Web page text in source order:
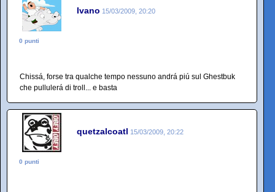
Ivano 15/03/2009, 20:20
0 punti
Chissá, forse tra qualche tempo nessuno andrá piú sul Ghestbuk
che pullulerá di troll... e basta
quetzalcoatl 15/03/2009, 20:22
0 punti